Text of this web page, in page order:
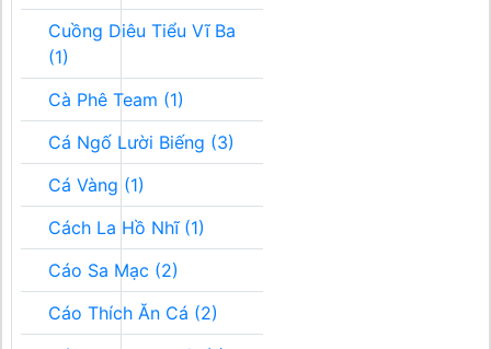
Cuồng Diêu Tiểu Vĩ Ba
(1)
Cà Phê Team (1)
Cá Ngố Lười Biếng (3)
Cá Vàng (1)
Cách La Hồ Nhĩ (1)
Cáo Sa Mạc (2)
Cáo Thích Ăn Cá (2)